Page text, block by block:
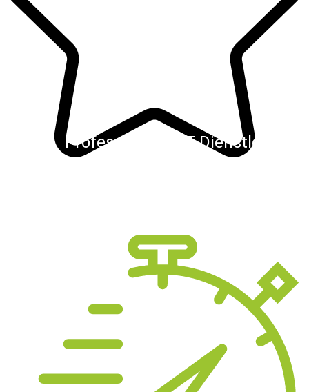
Professioneller IT-Dienstleister